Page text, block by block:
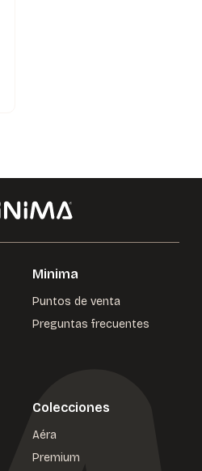
Minima
Puntos de venta
Preguntas frecuentes
Colecciones
Aéra
Premium